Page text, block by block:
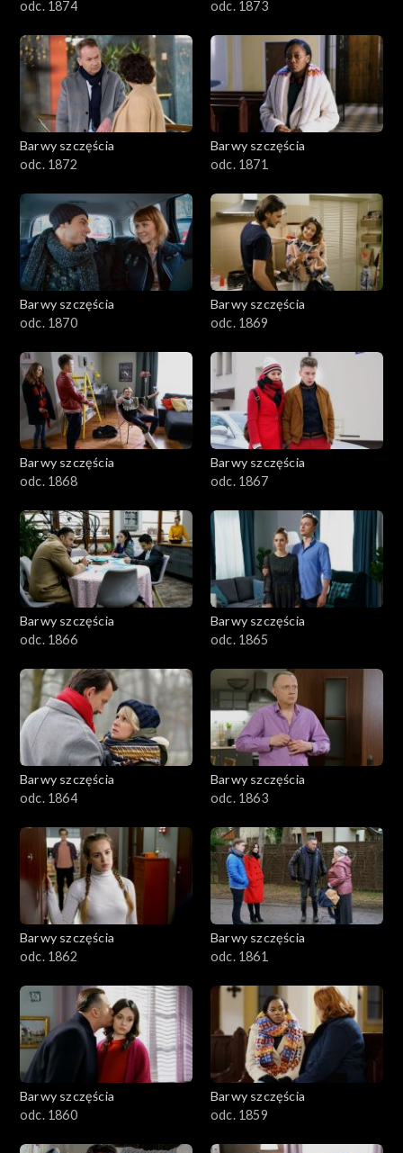
odc. 1874 odc. 1873
Barwy szczęścia
odc. 1872
Barwy szczęścia
odc. 1871
Barwy szczęścia
odc. 1870
Barwy szczęścia
odc. 1869
Barwy szczęścia
odc. 1868
Barwy szczęścia
odc. 1867
Barwy szczęścia
odc. 1866
Barwy szczęścia
odc. 1865
Barwy szczęścia
odc. 1864
Barwy szczęścia
odc. 1863
Barwy szczęścia
odc. 1862
Barwy szczęścia
odc. 1861
Barwy szczęścia
odc. 1860
Barwy szczęścia
odc. 1859